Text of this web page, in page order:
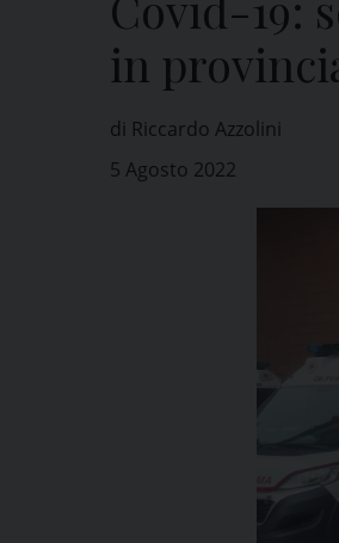
in
di Riccardo Azzolini
5 Agosto 2022